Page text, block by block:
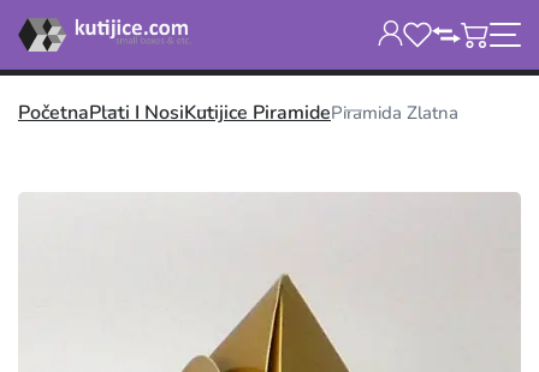
PočetnaPlati I NosiKutijice PiramidePiramida Zlatna